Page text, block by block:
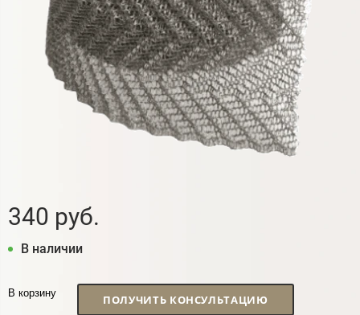
340 руб.
В наличии
В корзину ПОЛУЧИТЬ КОНСУЛЬТАЦИЮ